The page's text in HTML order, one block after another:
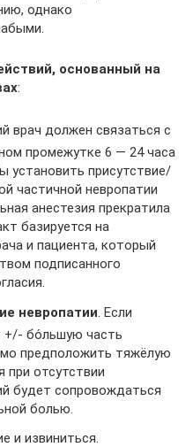
однако
основанный на
:
врач должен связаться с
промежутке 6 — 24 часа
установить присутствие/
частичной невропатии
анестезия прекратила
базируется на
и пациента, который
подписанного
невропатии . Если
+/- бо́льшую часть
предположить тяжёлую
при отсутствии
будет сопровождаться
болью.
и извиниться.